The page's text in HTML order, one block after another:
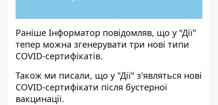
Раніше Інформатор повідомляв, що у "Дії"
тепер можна згенерувати три нові типи
COVID-сертифікатів.
Також ми писали, що у "Дії" з'являться нові
COVID-сертифікати після бустерної
вакцинації.